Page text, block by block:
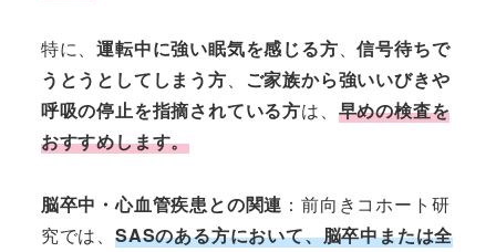
特に、運転中に強い眠気を感じる方、信号待ちで
うとうとしてしまう方、
ご家族から強いいびきや
呼吸の停止を指摘されている方は、 早めの検査を
おすすめします。
脳卒中・心血管疾患との関連 ：前向きコホート研
究では、 SASのある方において、脳卒中または全